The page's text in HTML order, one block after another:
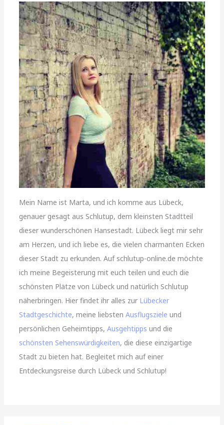
Mein Name ist Marta, und ich komme aus Lübeck,
genauer gesagt aus Schlutup, dem kleinsten Stadtteil
dieser wunderschönen Hansestadt. Lübeck liegt mir sehr
am Herzen, und ich liebe es, die vielen charmanten Ecken
dieser Stadt zu erkunden. Auf schlutup-online.de möchte
ich meine Begeisterung mit euch teilen und euch die
schönsten Plätze von Lübeck und natürlich Schlutup
näherbringen. Hier findet ihr alles zur Lübecker
Stadtgeschichte, meine liebstenAusflugsziele und
persönlichen Geheimtipps,Ausgehtipps und die
schönsten Sehenswürdigkeiten, die diese einzigartige
Stadt zu bieten hat. Begleitet mich auf einer
Entdeckungsreise durch Lübeck und Schlutup!